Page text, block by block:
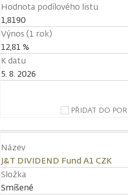
Hodnota podílového listu
1,8190
Výnos (1 rok)
12,81 %
K datu
5. 8. 2026
PŘIDAT DO
Název
J&T DIVIDEND Fund A1 CZK
Složka
Smíšené